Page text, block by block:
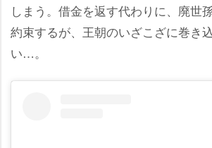
しまう。借金を返す代わりに、廃世
約束するが、王朝のいざこざに巻き
い…。